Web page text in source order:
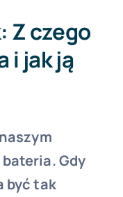
Z czego
i jak ją
Gdy
być tak